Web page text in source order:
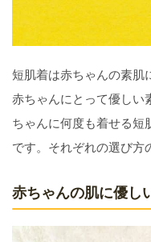
短肌着は赤ちゃんの素肌
赤ちゃんにとって優しい
ちゃんに何度も着せる短
です。それぞれの選び方
赤ちゃんの肌に優し